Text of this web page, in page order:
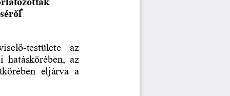
l
-testülete  az
hatáskörében, az
eljárva  a